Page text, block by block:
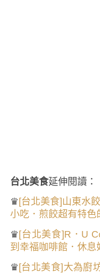
台北美食延伸閱讀：
♛ [台北美食]山東水
小吃．煎餃超有特色
♛ [台北美食]R．U
到幸福咖啡館．休息
♛ [台北美食]大為廚